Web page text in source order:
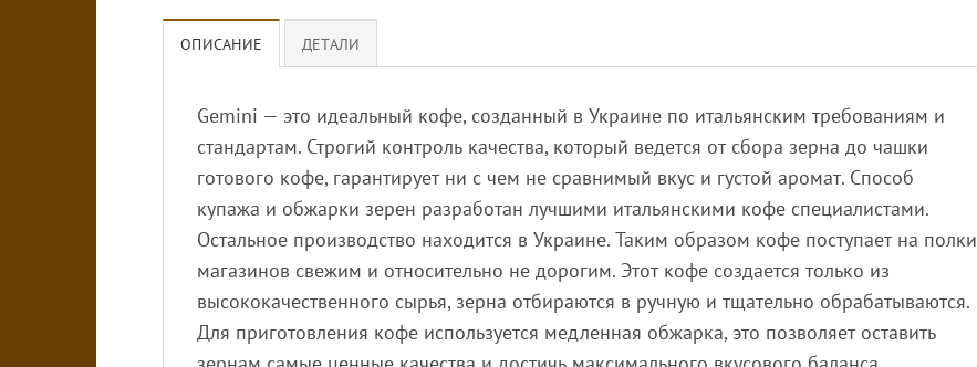
ОПИСАНИЕ ДЕТАЛИ
Gemini — это идеальный кофе, созданный в Украине по итальянским требованиям и
стандартам. Строгий контроль качества, который ведется от сбора зерна до чашки
готового кофе, гарантирует ни с чем не сравнимый вкус и густой аромат. Способ
купажа и обжарки зерен разработан лучшими итальянскими кофе специалистами.
Остальное производство находится в Украине. Таким образом кофе поступает на полки
магазинов свежим и относительно не дорогим. Этот кофе создается только из
высококачественного сырья, зерна отбираются в ручную и тщательно обрабатываются.
Для приготовления кофе используется медленная обжарка, это позволяет оставить